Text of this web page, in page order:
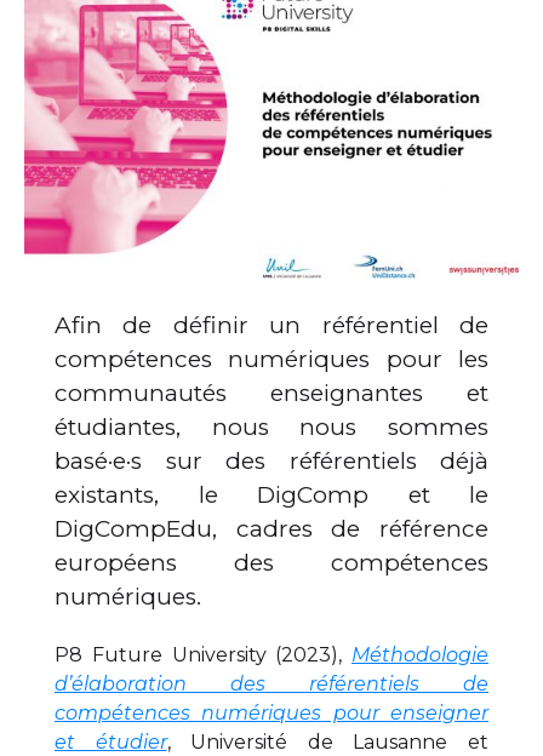
Afin de définir un référentiel de
compétences numériques pour les
communautés enseignantes et
étudiantes, nous nous sommes
basé·e·s sur des référentiels déjà
existants, le DigComp et le
DigCompEdu, cadres de référence
européens des compétences
numériques.
P8 Future University (2023), Méthodologie
d’élaboration des référentiels de
compétences numériques pour enseigner
et étudier, Université de Lausanne et